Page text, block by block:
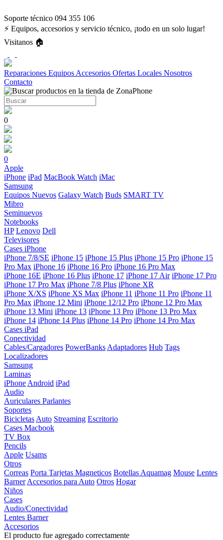
Soporte técnico 094 355 106
⚡ Equipos, accesorios y servicio técnico, ¡todo en un solo lugar!
Visitanos 🏠
Reparaciones Equipos Accesorios Ofertas Locales Nosotros
Contacto
0
0
Apple
iPhone iPad MacBook Watch iMac
Samsung
Equipos Nuevos Galaxy Watch Buds SMART TV
Mibro
Seminuevos
Notebooks
HP Lenovo Dell
Televisores
Cases iPhone
iPhone 7/8/SE iPhone 15 iPhone 15 Plus iPhone 15 Pro iPhone 15
Pro Max iPhone 16 iPhone 16 Pro iPhone 16 Pro Max
iPhone 16E iPhone 16 Plus iPhone 17 iPhone 17 Air iPhone 17 Pro
iPhone 17 Pro Max iPhone 7/8 Plus iPhone XR
iPhone X/XS iPhone XS Max iPhone 11 iPhone 11 Pro iPhone 11
Pro Max iPhone 12 Mini iPhone 12/12 Pro iPhone 12 Pro Max
iPhone 13 Mini iPhone 13 iPhone 13 Pro iPhone 13 Pro Max
iPhone 14 iPhone 14 Plus iPhone 14 Pro iPhone 14 Pro Max
Cases iPad
Conectividad
Cables/Cargadores PowerBanks Adaptadores Hub Tags
Localizadores
Samsung
Laminas
iPhone Android iPad
Audio
Auriculares Parlantes
Soportes
Bicicletas Auto Streaming Escritorio
Cases Macbook
TV Box
Pencils
Apple Usams
Otros
Correas Porta Tarjetas Magneticos Botellas Aquamag Mouse Lentes
Barner Accesorios para Auto Otros Hogar
Niños
Cases
Audio/Conectividad
Lentes Barner
Accesorios
El producto fue agregado correctamente